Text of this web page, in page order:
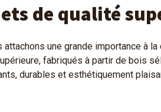
de qualité
attachons une grande importance à
fabriqués à partir de bois
durables et esthétiquement